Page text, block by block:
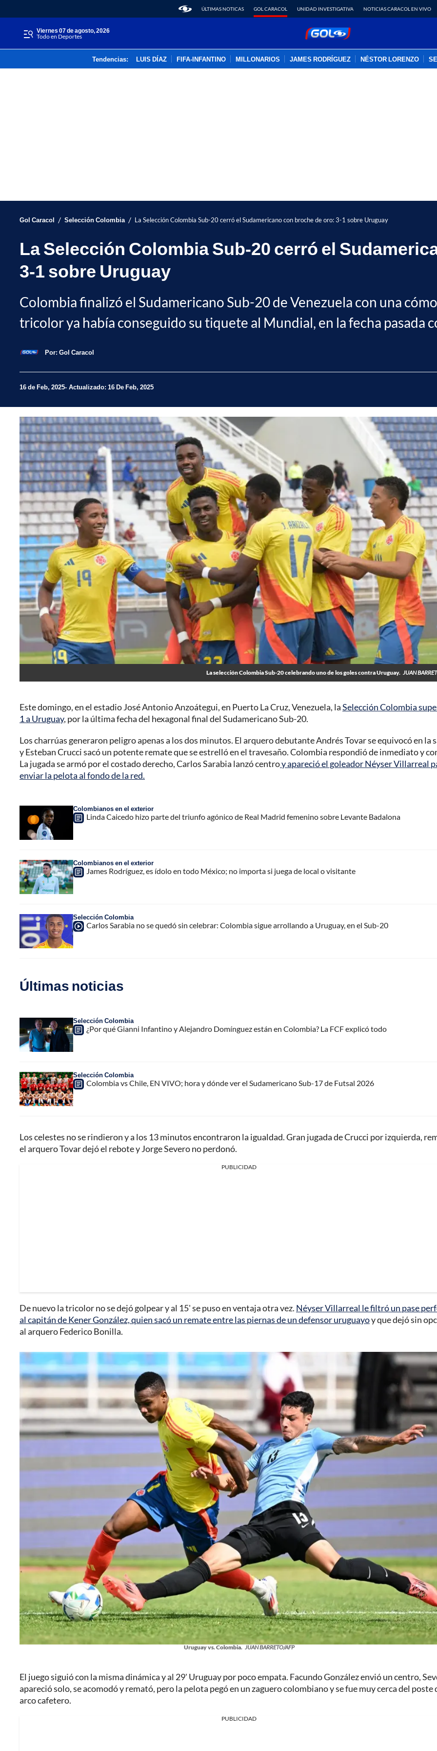
ÚLTIMAS NOTICAS GOL CARACOL UNIDAD INVESTIGATIVA NOTICIAS CARACOL EN VIVO
viernes 07 de agosto, 2026
Todo en Deportes
Tendencias: LUIS DÍAZ FIFA-INFANTINO MILLONARIOS JAMES RODRÍGUEZ NÉSTOR LORENZO
Gol Caracol / Selección Colombia / La Selección Colombia Sub-20 cerró el Sudamericano con broche de oro: 3-1 sobre Uruguay
La Selección Colombia Sub-20 cerró el
3-1 sobre Uruguay
Colombia finalizó el Sudamericano Sub-20 de Venezuela con una
tricolor ya había conseguido su tiquete al Mundial, en la fecha pasada
Por: Gol Caracol
16 de Feb, 2025 Actualizado: 16 De Feb, 2025
La selección Colombia Sub-20 celebrando uno de los goles contra Uruguay. JUAN
Este domingo, en el estadio José Antonio Anzoátegui, en Puerto La Cruz, Venezuela, laSelección Colombia
1 a Uruguay, por la última fecha del hexagonal final del Sudamericano Sub-20.
Los charrúas generaron peligro apenas a los dos minutos. El arquero debutante Andrés Tovar se equivocó en la
y Esteban Crucci sacó un potente remate que se estrelló en el travesaño. Colombia respondió de inmediato y
La jugada se armó por el costado derecho, Carlos Sarabia lanzó centroy apareció el goleador Néyser Villarreal
enviar la pelota al fondo de la red.
Colombianos en el exterior
Linda Caicedo hizo parte del triunfo agónico de Real Madrid femenino sobre Levante Badalona
Colombianos en el exterior
James Rodríguez, es ídolo en todo México; no importa si juega de local o visitante
Selección Colombia
Carlos Sarabia no se quedó sin celebrar: Colombia sigue arrollando a Uruguay, en el Sub-20
Últimas noticias
Selección Colombia
¿Por qué Gianni Infantino y Alejandro Domínguez están en Colombia? La FCF explicó todo
Selección Colombia
Colombia vs Chile, EN VIVO; hora y dónde ver el Sudamericano Sub-17 de Futsal 2026
Los celestes no se rindieron y a los 13 minutos encontraron la igualdad. Gran jugada de Crucci por izquierda,
el arquero Tovar dejó el rebote y Jorge Severo no perdonó.
PUBLICIDAD
De nuevo la tricolor no se dejó golpear y al 15' se puso en ventaja otra vez. Néyser Villarreal le filtró un pase
al capitán de Kener González, quien sacó un remate entre las piernas de un defensor uruguayoy que dejó sin
al arquero Federico Bonilla.
Uruguay vs. Colombia. JUAN BARRETO/AFP
El juego siguió con la misma dinámica y al 29' Uruguay por poco empata. Facundo González envió un centro,
apareció solo, se acomodó y remató, pero la pelota pegó en un zaguero colombiano y se fue muy cerca del poste
arco cafetero.
PUBLICIDAD